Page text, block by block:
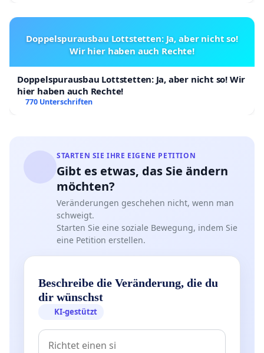
Doppelspurausbau Lottstetten: Ja, aber nicht so!
Wir hier haben auch Rechte!
Doppelspurausbau Lottstetten: Ja, aber nicht so! Wir
hier haben auch Rechte!
770 Unterschriften
STARTEN SIE IHRE EIGENE PETITION
Gibt es etwas, das Sie ändern
möchten?
Veränderungen geschehen nicht, wenn man
schweigt.
Starten Sie eine soziale Bewegung, indem Sie
eine Petition erstellen.
Beschreibe die Veränderung, die du
dir wünschst
KI-gestützt